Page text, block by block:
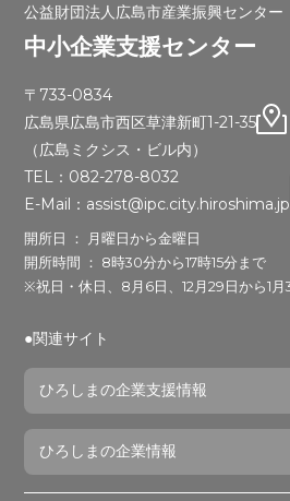
公益財団法人広島市産業振興センター
中小企業支援センター
〒733-0834
広島県広島市西区草津新町1-21-35
（広島ミクシス・ビル内）
TEL：082-278-8032
E-Mail：assist@ipc.city.hiroshima.jp
開所日 ： 月曜日から金曜日
開所時間 ： 8時30分から17時15分まで
※祝日・休日、8月6日、12月29日から1
●関連サイト
ひろしまの企業支援情報
ひろしまの企業情報